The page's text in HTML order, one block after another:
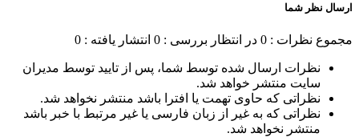
ارسال نظر شما
مجموع نظرات : 0 در انتظار بررسی : 0 انتشار یافته : 0
نظرات ارسال شده توسط شما، پس از تایید توسط مدیران
سایت منتشر خواهد شد.
نظراتی که حاوی تهمت یا افترا باشد منتشر نخواهد شد.
نظراتی که به غیر از زبان فارسی یا غیر مرتبط با خبر باشد
منتشر نخواهد شد.